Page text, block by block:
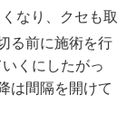
なり、クセも取
る前に施術を行
くにしたがっ
は間隔を開けて